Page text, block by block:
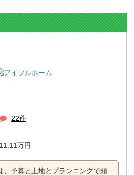
22件
万円
、予算と土地とプランニングで頭